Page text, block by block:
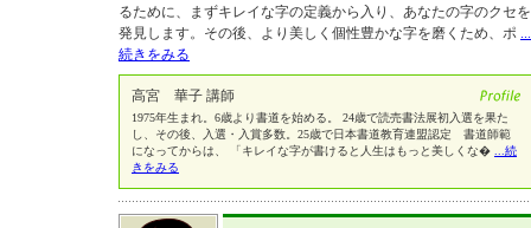
るために、まずキレイな字の定義から入り、あなたの字のクセを
発見します。その後、より美しく個性豊かな字を磨くため、ポ ...
続きをみる
高宮 華子 講師
1975年生まれ。6歳より書道を始める。 24歳で読売書法展初入選を果た
し、その後、入選・入賞多数。25歳で日本書道教育連盟認定 書道師範
になってからは、 「キレイな字が書けると人生はもっと美しくな�
...続
きをみる